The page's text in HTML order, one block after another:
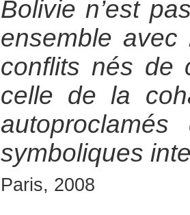
Bolivie n’est
ensemble
conflits nés de
celle de la
symboliques
Paris, 2008